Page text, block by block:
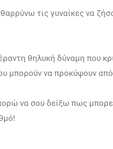
τις γυναίκες να
θηλυκή δύναμη που
μπορούν να προκύψουν
να σου δείξω πως